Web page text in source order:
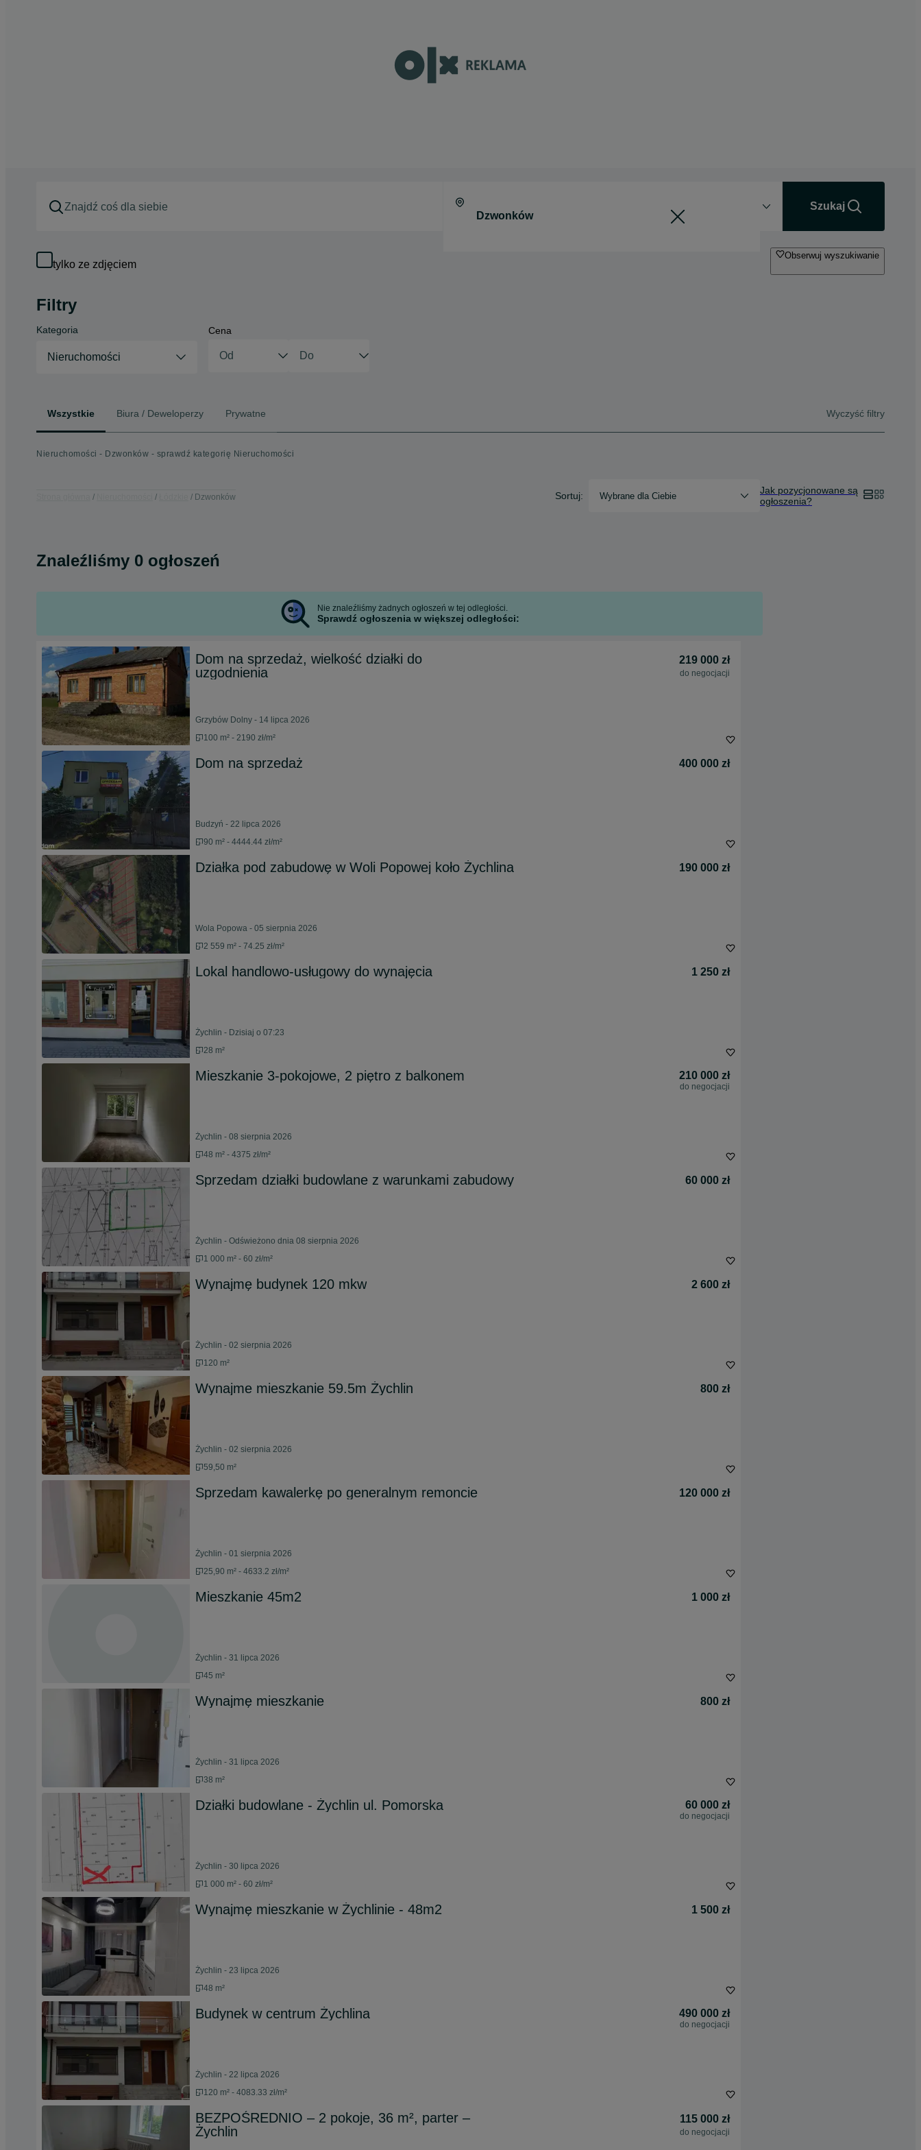
Szukaj
tylko ze zdjęciem
Obserwuj wyszukiwanie
Filtry
Kategoria
Nieruchomości
Cena
Wszystkie Biura / Deweloperzy Prywatne Wyczyść filtry
Nieruchomości - Dzwonków - sprawdź kategorię Nieruchomości
Dzwonków Sortuj: Wybrane dla Ciebie
Jak pozycjonowane są
ogłoszenia?
Znaleźliśmy 0 ogłoszeń
Nie znaleźliśmy żadnych ogłoszeń w tej odległości.
Sprawdź ogłoszenia w większej odległości:
Dom na sprzedaż, wielkość działki do
uzgodnienia
219 000 zł
do negocjacji
Grzybów Dolny - 14 lipca 2026
100 m² - 2190 zł/m²
Dom na sprzedaż 400 000 zł
Budzyń - 22 lipca 2026
90 m² - 4444.44 zł/m²
Działka pod zabudowę w Woli Popowej koło Żychlina 190 000 zł
Wola Popowa - 05 sierpnia 2026
2 559 m² - 74.25 zł/m²
Lokal handlowo-usługowy do wynajęcia 1 250 zł
Żychlin - Dzisiaj o 07:23
28 m²
Mieszkanie 3-pokojowe, 2 piętro z balkonem 210 000 zł
do negocjacji
Żychlin - 08 sierpnia 2026
48 m² - 4375 zł/m²
Sprzedam działki budowlane z warunkami zabudowy 60 000 zł
Żychlin - Odświeżono dnia 08 sierpnia 2026
1 000 m² - 60 zł/m²
Wynajmę budynek 120 mkw 2 600 zł
Żychlin - 02 sierpnia 2026
120 m²
Wynajme mieszkanie 59.5m Żychlin 800 zł
Żychlin - 02 sierpnia 2026
59,50 m²
Sprzedam kawalerkę po generalnym remoncie 120 000 zł
Żychlin - 01 sierpnia 2026
25,90 m² - 4633.2 zł/m²
Mieszkanie 45m2 1 000 zł
Żychlin - 31 lipca 2026
45 m²
Wynajmę mieszkanie 800 zł
Żychlin - 31 lipca 2026
38 m²
Działki budowlane - Żychlin ul. Pomorska 60 000 zł
do negocjacji
Żychlin - 30 lipca 2026
1 000 m² - 60 zł/m²
Wynajmę mieszkanie w Żychlinie - 48m2 1 500 zł
Żychlin - 23 lipca 2026
48 m²
Budynek w centrum Żychlina 490 000 zł
do negocjacji
Żychlin - 22 lipca 2026
120 m² - 4083.33 zł/m²
BEZPOŚREDNIO – 2 pokoje, 36 m², parter –
Żychlin
115 000 zł
do negocjacji